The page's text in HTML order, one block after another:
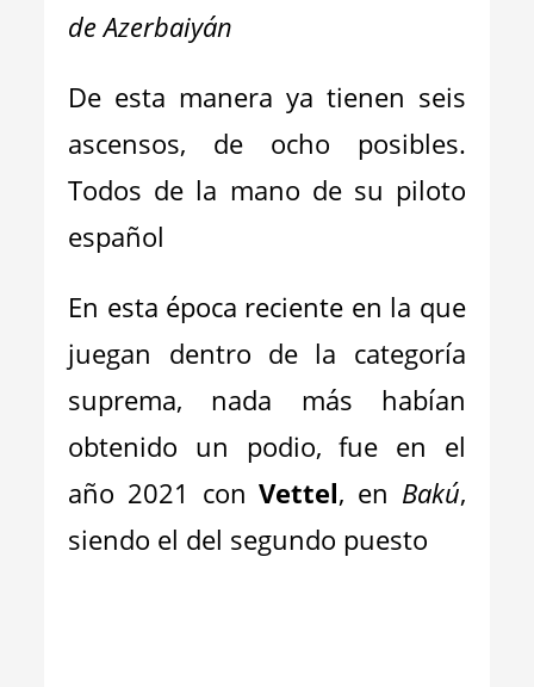
de Azerbaiyán
De esta manera ya tienen seis
ascensos, de ocho posibles.
Todos de la mano de su piloto
español
En esta época reciente en la que
juegan dentro de la categoría
suprema, nada más habían
obtenido un podio, fue en el
año 2021 conVettel, en Bakú,
siendo el del segundo puesto